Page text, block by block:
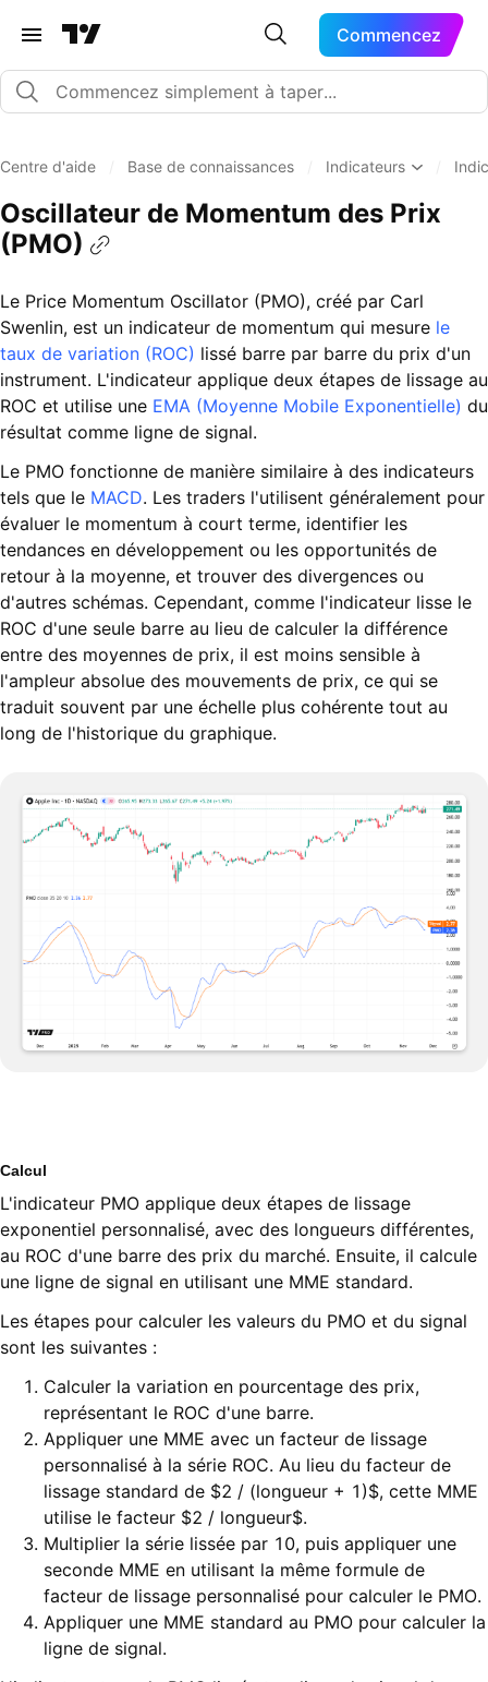
Commencez
Centre d'aide Base de connaissances Indicateurs
Oscillateur de Momentum des Prix
(PMO)
Le Price Momentum Oscillator (PMO), créé par Carl
Swenlin, est un indicateur de momentum qui mesure le
taux de variation (ROC) lissé barre par barre du prix d'un
instrument. L'indicateur applique deux étapes de lissage au
ROC et utilise une EMA (Moyenne Mobile Exponentielle) du
résultat comme ligne de signal.
Le PMO fonctionne de manière similaire à des indicateurs
tels que le MACD. Les traders l'utilisent généralement pour
évaluer le momentum à court terme, identifier les
tendances en développement ou les opportunités de
retour à la moyenne, et trouver des divergences ou
d'autres schémas. Cependant, comme l'indicateur lisse le
ROC d'une seule barre au lieu de calculer la différence
entre des moyennes de prix, il est moins sensible à
l'ampleur absolue des mouvements de prix, ce qui se
traduit souvent par une échelle plus cohérente tout au
long de l'historique du graphique.
Calcul
L'indicateur PMO applique deux étapes de lissage
exponentiel personnalisé, avec des longueurs différentes,
au ROC d'une barre des prix du marché. Ensuite, il calcule
une ligne de signal en utilisant une MME standard.
Les étapes pour calculer les valeurs du PMO et du signal
sont les suivantes :
Calculer la variation en pourcentage des prix,
représentant le ROC d'une barre.
Appliquer une MME avec un facteur de lissage
personnalisé à la série ROC. Au lieu du facteur de
lissage standard de $2 / (longueur + 1)$, cette MME
utilise le facteur $2 / longueur$.
Multiplier la série lissée par 10, puis appliquer une
seconde MME en utilisant la même formule de
facteur de lissage personnalisé pour calculer le PMO.
Appliquer une MME standard au PMO pour calculer la
ligne de signal.